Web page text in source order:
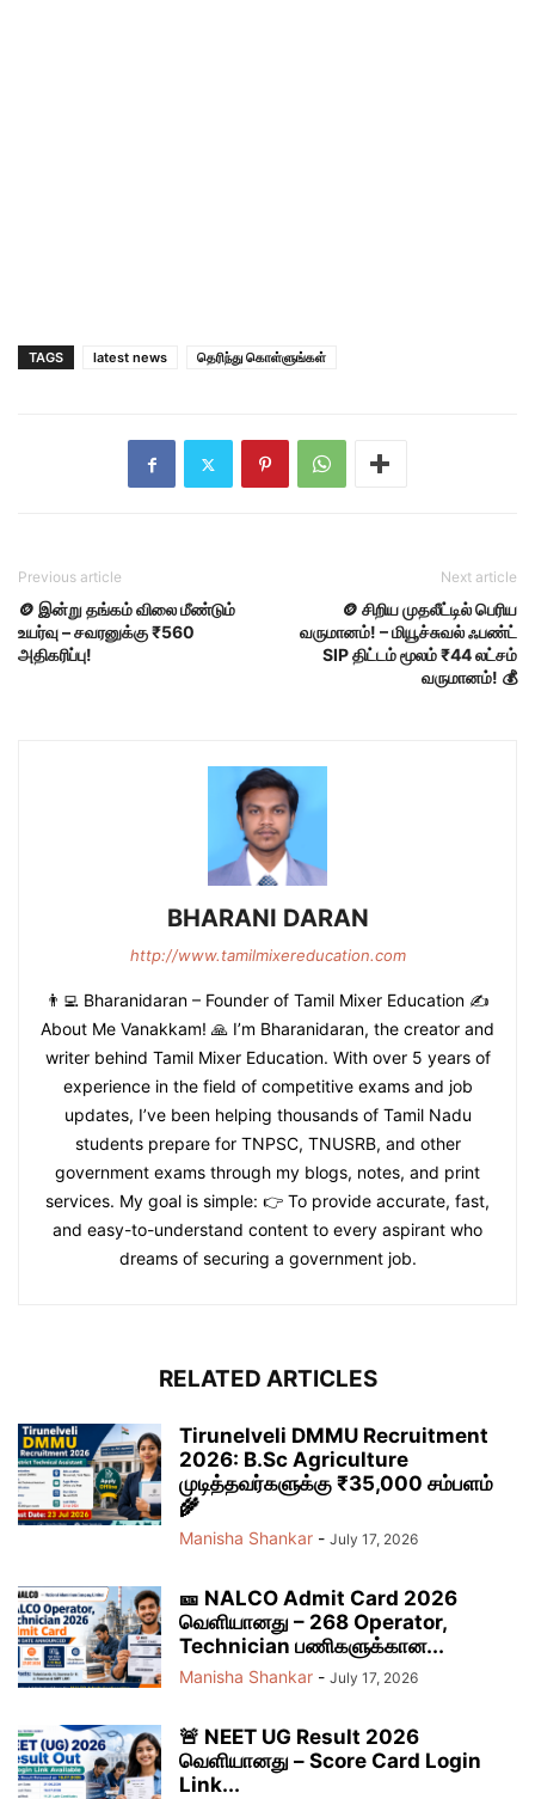
TAGS latest news தெரிந்து கொள்ளுங்கள்
Previous article
🪙 இன்று தங்கம் விலை மீண்டும்
உயர்வு – சவரனுக்கு ₹560
அதிகரிப்பு!
Next article
🪙 சிறிய முதலீட்டில் பெரிய
வருமானம்! – மியூச்சுவல் ஃபண்ட்
SIP திட்டம் மூலம் ₹44 லட்சம்
வருமானம்! 💰
BHARANI DARAN
http://www.tamilmixereducation.com
👨‍💻 Bharanidaran – Founder of Tamil Mixer Education ✍️
About Me Vanakkam! 🙏 I’m Bharanidaran, the creator and
writer behind Tamil Mixer Education. With over 5 years of
experience in the field of competitive exams and job
updates, I’ve been helping thousands of Tamil Nadu
students prepare for TNPSC, TNUSRB, and other
government exams through my blogs, notes, and print
services. My goal is simple: 👉 To provide accurate, fast,
and easy-to-understand content to every aspirant who
dreams of securing a government job.
RELATED ARTICLES
Tirunelveli DMMU Recruitment
2026: B.Sc Agriculture
முடித்தவர்களுக்கு ₹35,000 சம்பளம்
🌾
Manisha Shankar - July 17, 2026
🎫 NALCO Admit Card 2026
வெளியானது – 268 Operator,
Technician பணிகளுக்கான...
Manisha Shankar - July 17, 2026
🚨 NEET UG Result 2026
வெளியானது – Score Card Login
Link...